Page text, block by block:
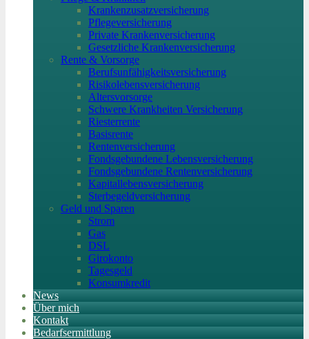
Krankenzusatzversicherung
Pflegeversicherung
Private Krankenversicherung
Gesetzliche Krankenversicherung
Rente & Vorsorge
Berufs­unfähigkeitsversicherung
Risikolebensversicherung
Altersvorsorge
Schwere Krankheiten Versicherung
Riesterrente
Basisrente
Rentenversicherung
Fondsgebundene Lebensversicherung
Fondsgebundene Rentenversicherung
Kapitallebensversicherung
Sterbegeldversicherung
Geld und Sparen
Strom
Gas
DSL
Girokonto
Tagesgeld
Konsumkredit
News
Über mich
Kontakt
Bedarfsermittlung